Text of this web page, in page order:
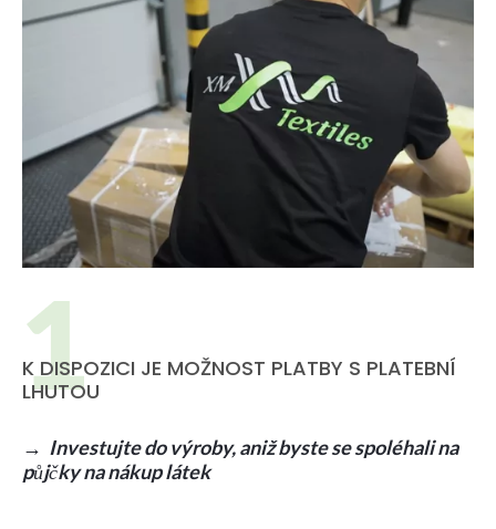
K DISPOZICI JE MOŽNOST PLATBY S PLATEBNÍ
LHUTOU
→ Investujte do výroby, aniž byste se spoléhali na
půjčky na nákup látek